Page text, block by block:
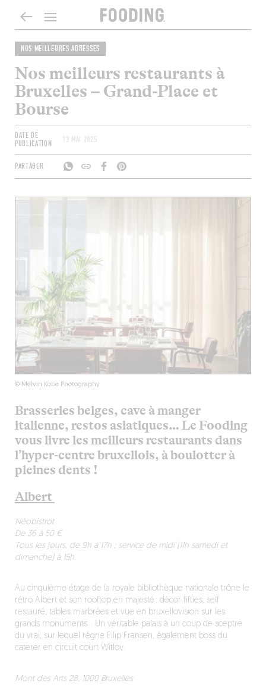
NOS MEILLEURES ADRESSES
Nos meilleurs restaurants à
Bruxelles – Grand-Place et
Bourse
DATE DE
PUBLICATION
13 MAI 2025
PARTAGER
© Melvin Kobe Photography
Brasseries belges, cave à manger
italienne, restos asiatiques… LeFooding
vous livre les meilleurs restaurants dans
l’hyper-centrebruxellois, à boulotter à
pleines dents !
Albert
Néobistrot
De 36 à 50 €
Tous les jours, de 9h à 17h ; service de midi (11h samedi et
dimanche) à 15h.
Au cinquième étage de la royale bibliothèque nationale trône le
rétro Albert et son rooftop en majesté : décor fifties, self
restauré, tables marbrées et vue en bruxellovision sur les
grands monuments… Un véritable palais à un coup de sceptre
du vrai, sur lequel règne Filip Fransen, également boss du
caterer en circuit court Witlov.
Mont des Arts 28, 1000 Bruxelles